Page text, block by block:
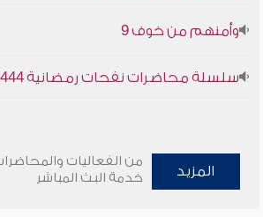
وأمنهم من خوف 9
سلسلة محاضرات نفحات رمضانية 1444هـ
المزيد
من الفعاليات
خدمة البث المباشر